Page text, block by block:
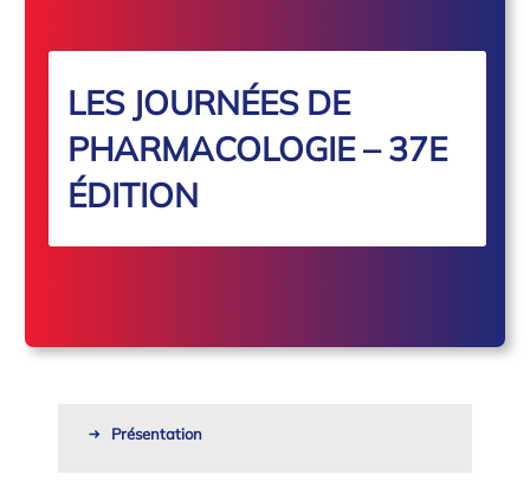
LES JOURNÉES DE
PHARMACOLOGIE – 37E
ÉDITION
Présentation